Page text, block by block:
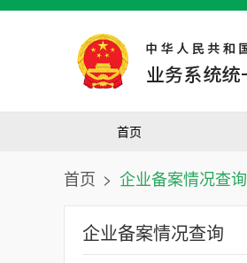
首页
首页 > 企业备案情况查询
企业备案情况查询